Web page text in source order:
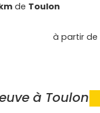
de Toulon
à partir de
à Toulon